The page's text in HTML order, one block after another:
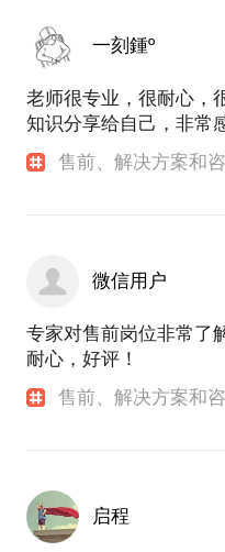
一刻鍾º
老师很专业，很耐心，
知识分享给自己，非常
售前、解决方案和
微信用户
专家对售前岗位非常了
耐心，好评！
售前、解决方案和
启程